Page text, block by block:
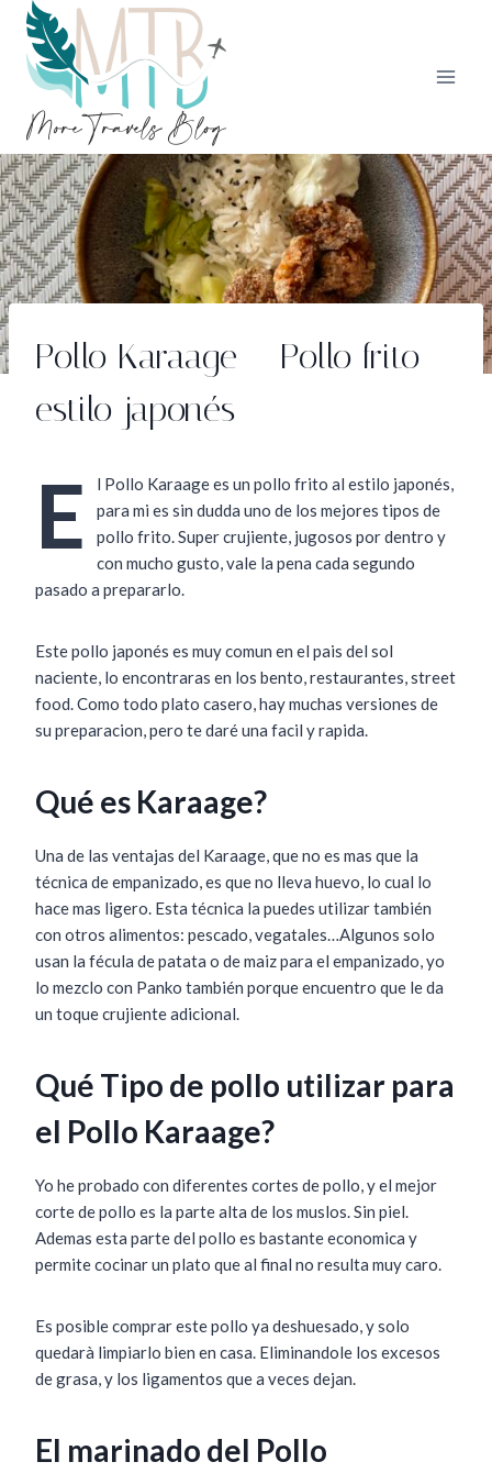
Saltar
contenido
Pollo Karaage – Pollo frito
estilo japonés
E
l Pollo Karaage es un pollo frito al estilo japonés,
para mi es sin dudda uno de los mejores tipos de
pollo frito. Super crujiente, jugosos por dentro y
con mucho gusto, vale la pena cada segundo
pasado a prepararlo.
Este pollo japonés es muy comun en el pais del sol
naciente, lo encontraras en los bento, restaurantes, street
food. Como todo plato casero, hay muchas versiones de
su preparacion, pero te daré una facil y rapida.
Qué es Karaage?
Una de las ventajas del Karaage, que no es mas que la
técnica de empanizado, es que no lleva huevo, lo cual lo
hace mas ligero. Esta técnica la puedes utilizar también
con otros alimentos: pescado, vegatales…Algunos solo
usan la fécula de patata o de maiz para el empanizado, yo
lo mezclo con Panko también porque encuentro que le da
un toque crujiente adicional.
Qué Tipo de pollo utilizar para
el Pollo Karaage?
Yo he probado con diferentes cortes de pollo, y el mejor
corte de pollo es la parte alta de los muslos. Sin piel.
Ademas esta parte del pollo es bastante economica y
permite cocinar un plato que al final no resulta muy caro.
Es posible comprar este pollo ya deshuesado, y solo
quedarà limpiarlo bien en casa. Eliminandole los excesos
de grasa, y los ligamentos que a veces dejan.
El marinado del Pollo